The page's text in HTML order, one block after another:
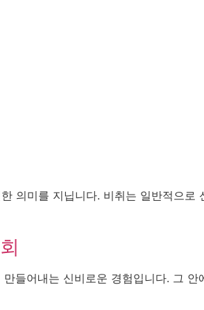
의미를 지닙니다. 비취는 일반적으로
들어내는 신비로운 경험입니다. 그